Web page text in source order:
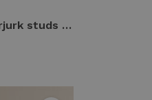
SOPHIE & ME zomerjurk studs Zomerjurkjes bruin